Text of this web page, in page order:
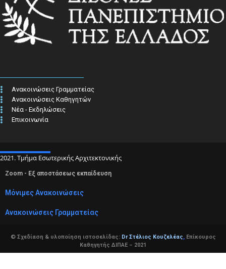
Ανακοινώσεις Γραμματείας
Ανακοινώσεις Καθηγητών
Νέα - Εκδηλώσεις
Επικοινωνία
2021. Τμήμα Εσωτερικής Αρχιτεκτονικής
Zoom - Εξ αποστάσεως εκπαίδευση
Μόνιμες Ανακοινώσεις
Ανακοινώσεις Γραμματείας
© Σχεδίαση & υλοποίηση ιστοσελίδας: Dr Στέλιος Κουζελέας,Επίκουρος
Καθηγητής ΔΙΠΑΕ – 2021